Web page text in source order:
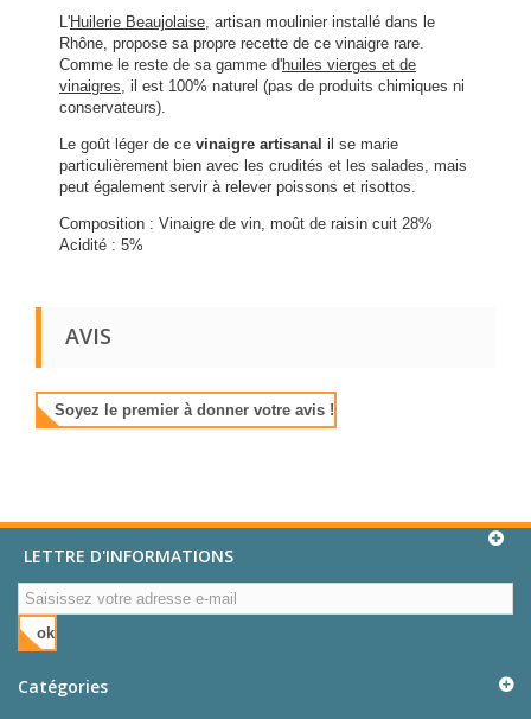
L'Huilerie Beaujolaise, artisan moulinier installé dans le
Rhône, propose sa propre recette de ce vinaigre rare.
Comme le reste de sa gamme d'huiles vierges et de
vinaigres, il est 100% naturel (pas de produits chimiques ni
conservateurs).
Le goût léger de ce vinaigre artisanal il se marie
particulièrement bien avec les crudités et les salades, mais
peut également servir à relever poissons et risottos.
Composition : Vinaigre de vin, moût de raisin cuit 28%
Acidité : 5%
AVIS
Soyez le premier à donner votre avis !
LETTRE D'INFORMATIONS
ok
Catégories